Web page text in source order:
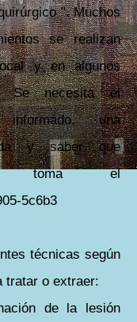
". Muchos
se realizan
y en algunos
Se necesita el
informado, una
y saber que
toma el
5c6b3
técnicas según
tratar o extraer:
de la lesión